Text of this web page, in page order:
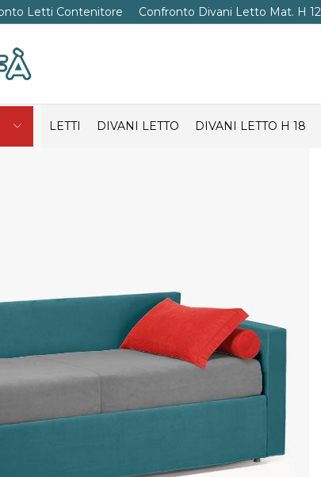
Letti Contenitore Confronto Divani Letto Mat. H 12
LETTI DIVANI LETTO DIVANI LETTO H 18